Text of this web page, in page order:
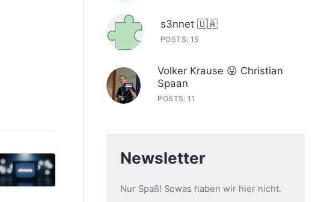
s3nnet 🇺🇦
POSTS: 15
Volker Krause 😛 Christian
Spaan
POSTS: 11
Newsletter
Nur Spaß! Sowas haben wir hier nicht.